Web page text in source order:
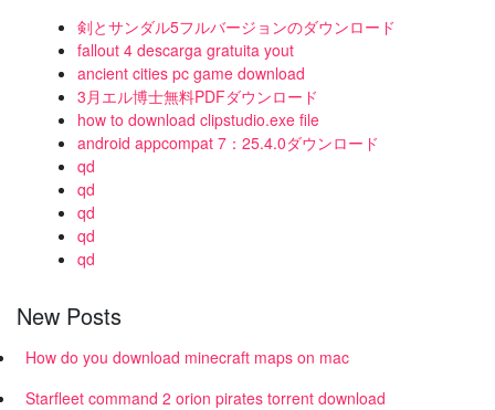
剣とサンダル5フルバージョンのダウンロード
fallout 4 descarga gratuita yout
ancient cities pc game download
3月エル博士無料PDFダウンロード
how to download clipstudio.exe file
android appcompat 7：25.4.0ダウンロード
qd
qd
qd
qd
qd
New Posts
How do you download minecraft maps on mac
Starfleet command 2 orion pirates torrent download